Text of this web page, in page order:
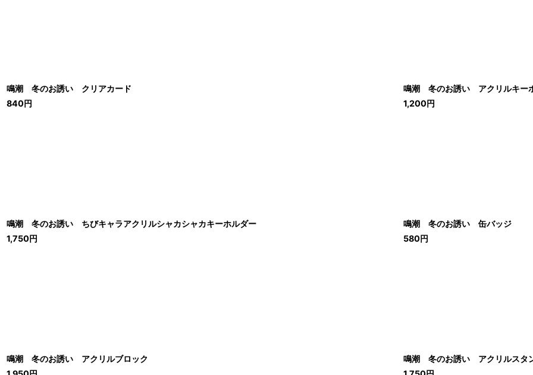
鳴潮 冬のお誘い クリアカード
840円
鳴潮 冬のお誘い アクリルキー
1,200円
鳴潮 冬のお誘い ちびキャラアクリルシャカシャカキーホルダー
1,750円
鳴潮 冬のお誘い 缶バッジ
580円
鳴潮 冬のお誘い アクリルブロック
鳴潮 冬のお誘い アクリルスタ